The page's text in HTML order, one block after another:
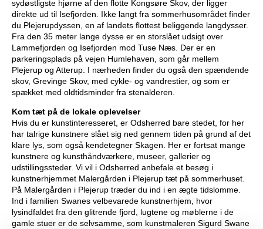
sydøstligste hjørne af den flotte Kongsøre Skov, der ligger
direkte ud til Isefjorden. Ikke langt fra sommerhusområdet finder
du Plejerupdyssen, en af landets flottest beliggende langdysser.
Fra den 35 meter lange dysse er en storslået udsigt over
Lammefjorden og Isefjorden mod Tuse Næs. Der er en
parkeringsplads på vejen Humlehaven, som går mellem
Plejerup og Atterup. I nærheden finder du også den spændende
skov, Grevinge Skov, med cykle- og vandrestier, og som er
spækket med oldtidsminder fra stenalderen.
Kom tæt på de lokale oplevelser
Hvis du er kunstinteresseret, er Odsherred bare stedet, for her
har talrige kunstnere slået sig ned gennem tiden på grund af det
klare lys, som også kendetegner Skagen. Her er fortsat mange
kunstnere og kunsthåndværkere, museer, gallerier og
udstillingssteder. Vi vil i Odsherred anbefale et besøg i
kunstnerhjemmet Malergården i Plejerup tæt på sommerhuset.
På Malergården i Plejerup træder du ind i en ægte tidslomme.
Ind i familien Swanes velbevarede kunstnerhjem, hvor
lysindfaldet fra den glitrende fjord, lugtene og møblerne i de
gamle stuer er de selvsamme, som kunstmaleren Sigurd Swane